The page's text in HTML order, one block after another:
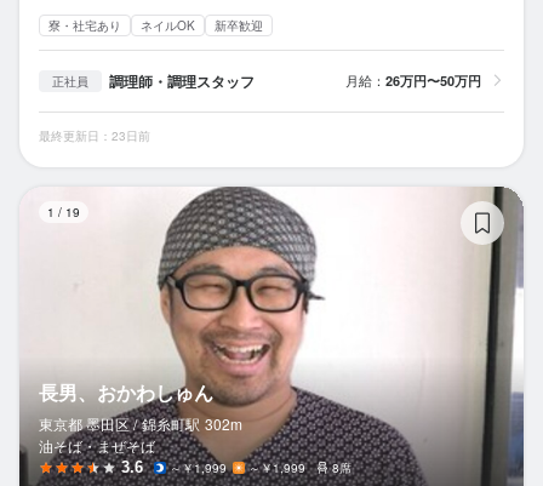
寮・社宅あり ネイルOK 新卒歓迎
正社員 調理師・調理スタッフ 月給： 26万円〜50万円
最終更新日：23日前
1 / 19
長男、おかわしゅん
東京都 墨田区 / 錦糸町駅 302m
油そば・まぜそば
3.6 ～￥1,999 ～￥1,999 8席